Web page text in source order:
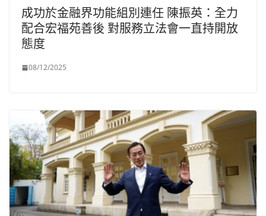
成功於金融界功能組別連任 陳振英：全力
配合宏福苑善後 對服務立法會一直持開放
態度
08/12/2025